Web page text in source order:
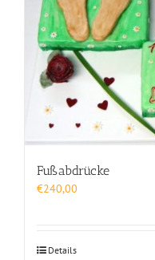
Fußabdrücke
€240,00
Details